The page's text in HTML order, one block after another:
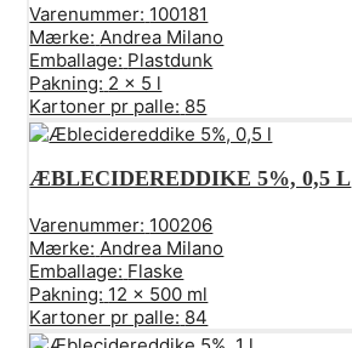
Varenummer: 100181
Mærke: Andrea Milano
Emballage: Plastdunk
Pakning: 2 x 5 l
Kartoner pr palle: 85
ÆBLECIDEREDDIKE 5%, 0,5 L
Varenummer: 100206
Mærke: Andrea Milano
Emballage: Flaske
Pakning: 12 x 500 ml
Kartoner pr palle: 84